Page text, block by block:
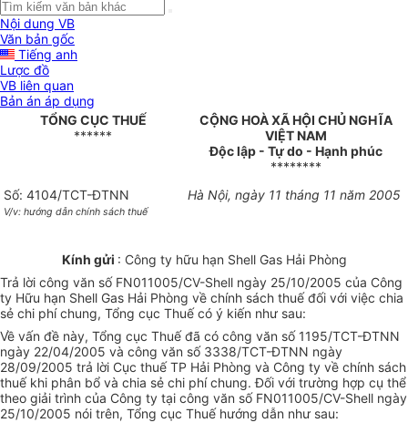
Nội dung VB
Văn bản gốc
Tiếng anh
Lược đồ
VB liên quan
Bản án áp dụng
TỔNG CỤC THUẾ
******
CỘNG HOÀ XÃ HỘI CHỦ NGHĨA
VIỆT NAM
Độc lập - Tự do - Hạnh phúc
********
Số: 4104/TCT-ĐTNN
V/v: hướng dẫn chính sách thuế
Hà Nội, ngày 11 tháng 11 năm 2005
Kính gửi : Công ty hữu hạn Shell Gas Hải Phòng
Trả lời công văn số FN011005/CV-Shell ngày 25/10/2005 của Công
ty Hữu hạn Shell Gas Hải Phòng về chính sách thuế đối với việc chia
sẻ chi phí chung, Tổng cục Thuế có ý kiến như sau:
Về vấn đề này, Tổng cục Thuế đã có công văn số 1195/TCT-ĐTNN
ngày 22/04/2005 và công văn số 3338/TCT-ĐTNN ngày
28/09/2005 trả lời Cục thuế TP Hải Phòng và Công ty về chính sách
thuế khi phân bổ và chia sẻ chi phí chung. Đối với trường hợp cụ thể
theo giải trình của Công ty tại công văn số FN011005/CV-Shell ngày
25/10/2005 nói trên, Tổng cục Thuế hướng dẫn như sau: